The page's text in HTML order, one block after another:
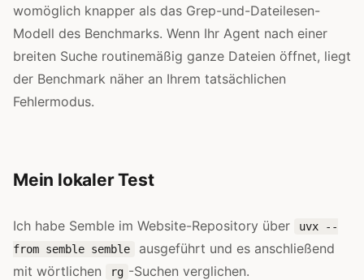
womöglich knapper als das Grep-und-Dateilesen-
Modell des Benchmarks. Wenn Ihr Agent nach einer
breiten Suche routinemäßig ganze Dateien öffnet, liegt
der Benchmark näher an Ihrem tatsächlichen
Fehlermodus.
Mein lokaler Test
Ich habe Semble im Website-Repository über
uvx --
from semble semble
ausgeführt und es anschließend
mit wörtlichen
rg -Suchen verglichen.